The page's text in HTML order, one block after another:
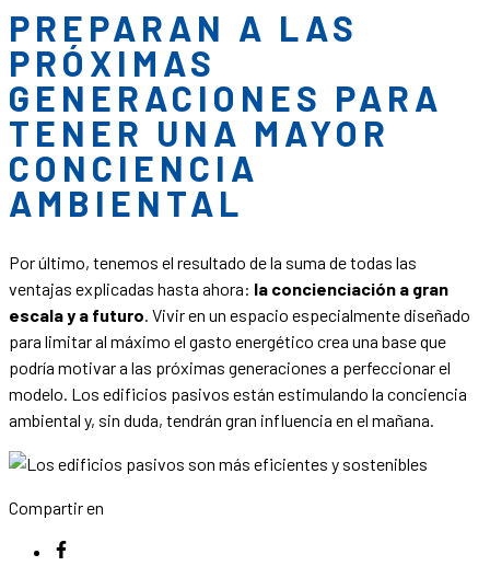
PREPARAN A LAS
PRÓXIMAS
GENERACIONES PARA
TENER UNA MAYOR
CONCIENCIA
AMBIENTAL
Por último, tenemos el resultado de la suma de todas las
ventajas explicadas hasta ahora: la concienciación a gran
escala y a futuro . Vivir en un espacio especialmente diseñado
para limitar al máximo el gasto energético crea una base que
podría motivar a las próximas generaciones a perfeccionar el
modelo. Los edificios pasivos están estimulando la conciencia
ambiental y, sin duda, tendrán gran influencia en el mañana.
Compartir en